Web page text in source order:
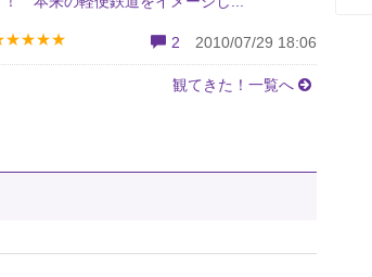
2 2010/07/29 18:06
観てきた！一覧へ